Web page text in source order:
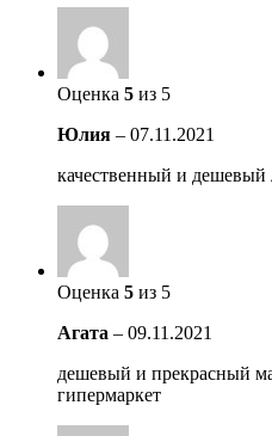
Оценка 5 из 5
Юлия – 07.11.2021
качественный и дешевый
Оценка 5 из 5
Агата – 09.11.2021
дешевый и прекрасный
гипермаркет